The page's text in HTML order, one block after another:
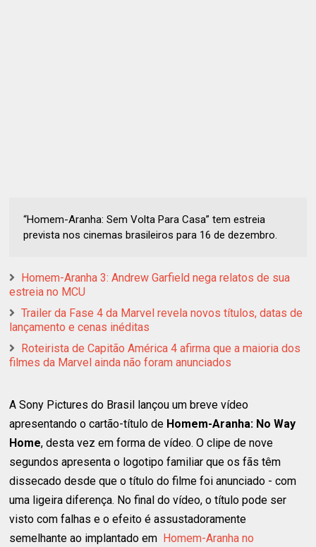
“Homem-Aranha: Sem Volta Para Casa” tem estreia
prevista nos cinemas brasileiros para 16 de dezembro.
Homem-Aranha 3: Andrew Garfield nega relatos de sua
estreia no MCU
Trailer da Fase 4 da Marvel revela novos títulos, datas de
lançamento e cenas inéditas
Roteirista de Capitão América 4 afirma que a maioria dos
filmes da Marvel ainda não foram anunciados
A Sony Pictures do Brasil lançou um breve vídeo
apresentando o cartão-título de Homem-Aranha: No Way
Home, desta vez em forma de vídeo. O clipe de nove
segundos apresenta o logotipo familiar que os fãs têm
dissecado desde que o título do filme foi anunciado - com
uma ligeira diferença. No final do vídeo, o título pode ser
visto com falhas e o efeito é assustadoramente
semelhante ao implantado em Homem-Aranha no